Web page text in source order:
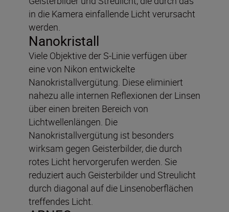
in die Kamera einfallende Licht verursacht
werden.
Nanokristall
Viele Objektive der S-Linie verfügen über
eine von Nikon entwickelte
Nanokristallvergütung. Diese eliminiert
nahezu alle internen Reflexionen der Linsen
über einen breiten Bereich von
Lichtwellenlängen. Die
Nanokristallvergütung ist besonders
wirksam gegen Geisterbilder, die durch
rotes Licht hervorgerufen werden. Sie
reduziert auch Geisterbilder und Streulicht
durch diagonal auf die Linsenoberflächen
treffendes Licht.